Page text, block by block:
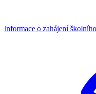
Informace o zahájení